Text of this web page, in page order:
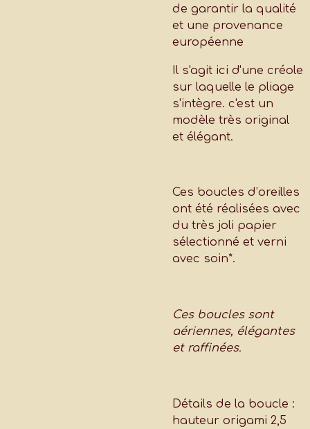
de garantir la qualité
et une provenance
européenne
Il s'agit ici d'une créole
sur laquelle le pliage
s'intègre. c'est un
modèle très original
et élégant.
Ces boucles d’oreilles
ont été réalisées avec
du très joli papier
sélectionné et verni
avec soin*.
Ces boucles sont
aériennes, élégantes
et raffinées.
Détails de la boucle :
hauteur origami 2,5